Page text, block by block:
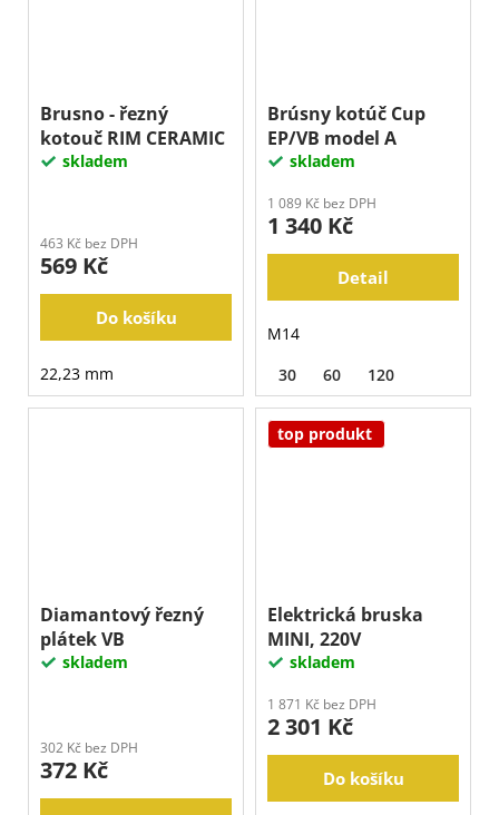
Brusno - řezný
kotouč RIM CERAMIC
skladem
463 Kč bez DPH
569 Kč
Do košíku
22,23 mm
Brúsny kotúč Cup
EP/VB model A
skladem
1 089 Kč bez DPH
1 340 Kč
Detail
M14
30
60 120
Diamantový řezný
plátek VB
skladem
302 Kč bez DPH
372 Kč
top produkt
Elektrická bruska
MINI, 220V
skladem
1 871 Kč bez DPH
2 301 Kč
Do košíku